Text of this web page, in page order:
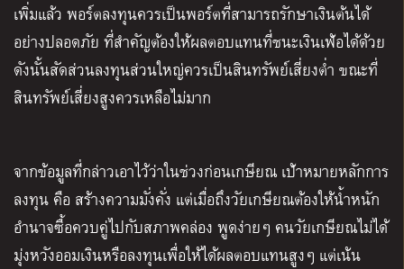
เพิ่มแล้ว พอร์ตลงทุนควรเป็นพอร์ตที่สามารถรักษาเงินต้นได้
อย่างปลอดภัย ที่สำคัญต้องให้ผลตอบแทนที่ชนะเงินเฟ้อได้ด้วย
ดังนั้นสัดส่วนลงทุนส่วนใหญ่ควรเป็นสินทรัพย์เสี่ยงต่ำ ขณะที่
สินทรัพย์เสี่ยงสูงควรเหลือไม่มาก
จากข้อมูลที่กล่าวเอาไว้ว่าในช่วงก่อนเกษียณ เป้าหมายหลักการ
ลงทุน คือ สร้างความมั่งคั่ง แต่เมื่อถึงวัยเกษียณต้องให้น้ำหนัก
อำนาจซื้อควบคู่ไปกับสภาพคล่อง พูดง่ายๆ คนวัยเกษียณไม่ได้
มุ่งหวังออมเงินหรือลงทุนเพื่อให้ได้ผลตอบแทนสูงๆ แต่เน้น